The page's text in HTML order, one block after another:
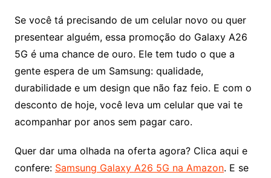
Se você tá precisando de um celular novo ou quer
presentear alguém, essa promoção do Galaxy A26
5G é uma chance de ouro. Ele tem tudo o que a
gente espera de um Samsung: qualidade,
durabilidade e um design que não faz feio. E com o
desconto de hoje, você leva um celular que vai te
acompanhar por anos sem pagar caro.
Quer dar uma olhada na oferta agora? Clica aqui e
confere: Samsung Galaxy A26 5G na Amazon. E se